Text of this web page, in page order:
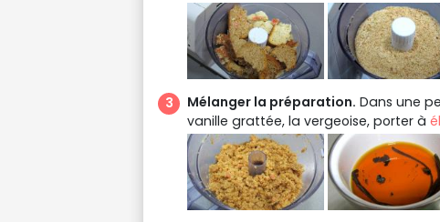
Mélanger la préparation. Dans une
vanille grattée, la vergeoise, porter à